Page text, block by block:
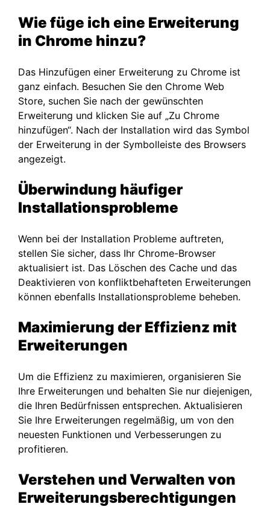
Wie füge ich eine Erweiterung
in Chrome hinzu?
Das Hinzufügen einer Erweiterung zu Chrome ist
ganz einfach. Besuchen Sie den Chrome Web
Store, suchen Sie nach der gewünschten
Erweiterung und klicken Sie auf „Zu Chrome
hinzufügen“. Nach der Installation wird das Symbol
der Erweiterung in der Symbolleiste des Browsers
angezeigt.
Überwindung häufiger
Installationsprobleme
Wenn bei der Installation Probleme auftreten,
stellen Sie sicher, dass Ihr Chrome-Browser
aktualisiert ist. Das Löschen des Cache und das
Deaktivieren von konfliktbehafteten Erweiterungen
können ebenfalls Installationsprobleme beheben.
Maximierung der Effizienz mit
Erweiterungen
Um die Effizienz zu maximieren, organisieren Sie
Ihre Erweiterungen und behalten Sie nur diejenigen,
die Ihren Bedürfnissen entsprechen. Aktualisieren
Sie Ihre Erweiterungen regelmäßig, um von den
neuesten Funktionen und Verbesserungen zu
profitieren.
Verstehen und Verwalten von
Erweiterungsberechtigungen